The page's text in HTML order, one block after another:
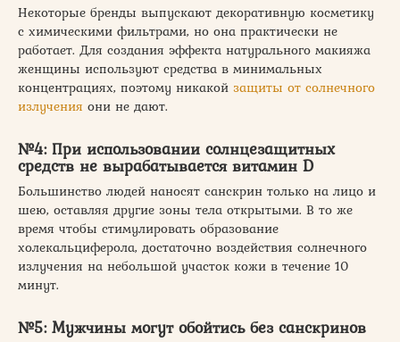
Некоторые бренды выпускают декоративную косметику
с химическими фильтрами, но она практически не
работает. Для создания эффекта натурального макияжа
женщины используют средства в минимальных
концентрациях, поэтому никакой защиты от солнечного
излучения они не дают.
№4: При использовании солнцезащитных
средств не вырабатывается витамин D
Большинство людей наносят санскрин только на лицо и
шею, оставляя другие зоны тела открытыми. В то же
время чтобы стимулировать образование
холекальциферола, достаточно воздействия солнечного
излучения на небольшой участок кожи в течение 10
минут.
№5: Мужчины могут обойтись без санскринов